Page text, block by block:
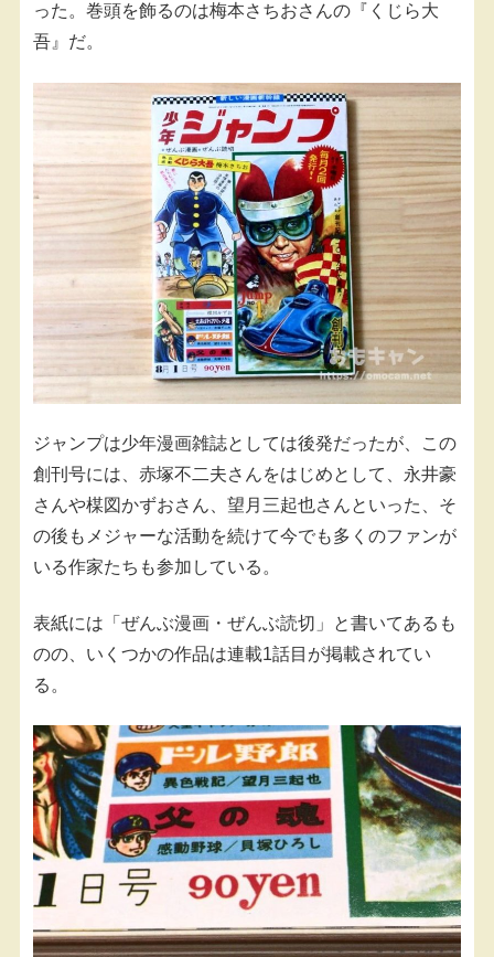
った。巻頭を飾るのは梅本さちおさんの『くじら大
吾』だ。
ジャンプは少年漫画雑誌としては後発だったが、この
創刊号には、赤塚不二夫さんをはじめとして、永井豪
さんや楳図かずおさん、望月三起也さんといった、そ
の後もメジャーな活動を続けて今でも多くのファンが
いる作家たちも参加している。
表紙には「ぜんぶ漫画・ぜんぶ読切」と書いてあるも
のの、いくつかの作品は連載1話目が掲載されてい
る。